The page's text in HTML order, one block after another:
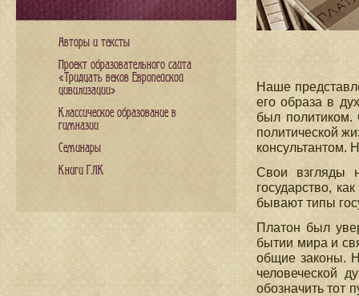
Наше
его образа в
был политиком.
политической
консультантом.
Свои взгляды
государство,
бывают типы
Платон был
бытии мира и
общие законы.
человеческой
обозначить тот
Авторы и тексты
Проект образовательного сайта
«Тридцать веков Европейской
цивилизации»
Классическое образование в
гимназии
Семинары
Книги ГЛК